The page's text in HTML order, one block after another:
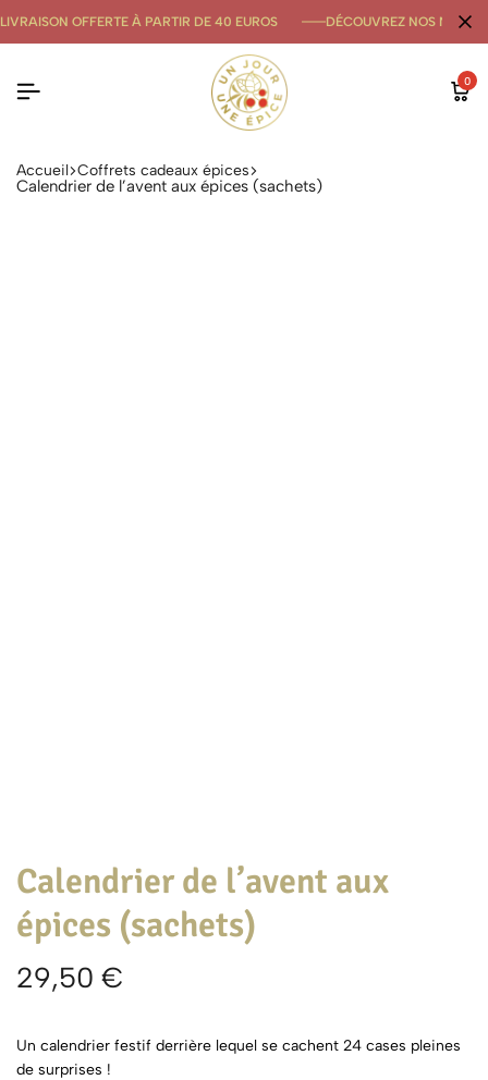
LIVRAISON OFFERTE À PARTIR DE 40 EUROS DÉCOUVREZ NOS
0
Accueil Coffrets cadeaux épices
Calendrier de l’avent aux épices (sachets)
Calendrier de l’avent aux
épices (sachets)
29,50 €
Un calendrier festif derrière lequel se cachent 24 cases pleines
de surprises !